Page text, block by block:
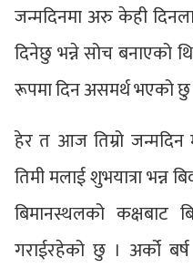
जन्मदिनमा अरु केही
दिनेछु भन्ने सोच बनाएको
रूपमा दिन असमर्थ भएको छु
हेर त आज तिम्रो जन्मदिन
तिमी मलाई शुभयात्रा भन्न
बिमानस्थलको कक्षबाट
गराईरहेको छु । अर्को